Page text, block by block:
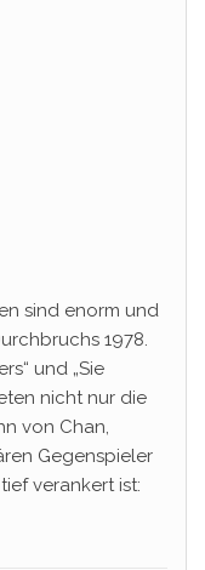
los
sind enorm und
1978.
und „Sie
nicht nur die
von Chan,
Gegenspieler
verankert ist: